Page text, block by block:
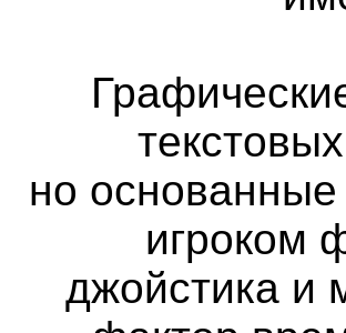
но
игроком
джойстика и